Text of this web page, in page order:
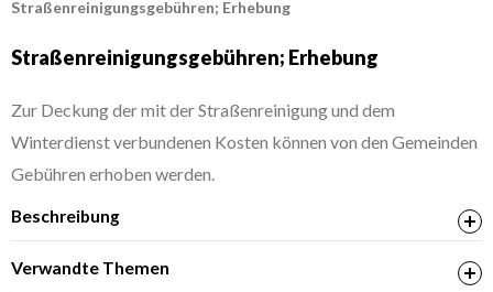
Straßenreinigungsgebühren; Erhebung
Straßenreinigungsgebühren; Erhebung
Zur Deckung der mit der Straßenreinigung und dem
Winterdienst verbundenen Kosten können von den Gemeinden
Gebühren erhoben werden.
Beschreibung
Verwandte Themen